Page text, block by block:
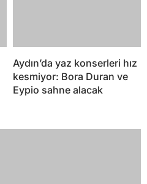
Aydın’da yaz konserleri hız
kesmiyor: Bora Duran ve
Eypio sahne alacak